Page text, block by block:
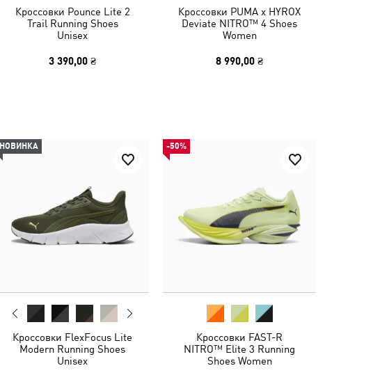
Кроссовки Pounce Lite 2
Trail Running Shoes
Unisex
3 390,00 ₴
Кроссовки PUMA x HYROX
Deviate NITRO™ 4 Shoes
Women
8 990,00 ₴
НОВИНКА
Кроссовки FlexFocus Lite
Modern Running Shoes
Unisex
-50%
Кроссовки FAST-R
NITRO™ Elite 3 Running
Shoes Women